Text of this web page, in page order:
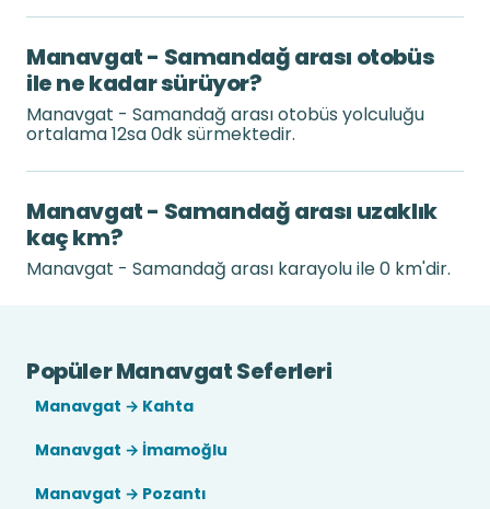
Manavgat - Samandağ arası otobüs
ile ne kadar sürüyor?
Manavgat - Samandağ arası otobüs yolculuğu
ortalama 12sa 0dk sürmektedir.
Manavgat - Samandağ arası uzaklık
kaç km?
Manavgat - Samandağ arası karayolu ile 0 km'dir.
Popüler Manavgat Seferleri
Manavgat → Kahta
Manavgat → İmamoğlu
Manavgat → Pozantı